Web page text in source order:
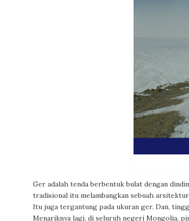
Ger adalah tenda berbentuk bulat dengan
tradisional itu melambangkan sebuah
Itu juga tergantung pada ukuran ger. Dan,
Menariknya lagi, di seluruh negeri Mongolia,